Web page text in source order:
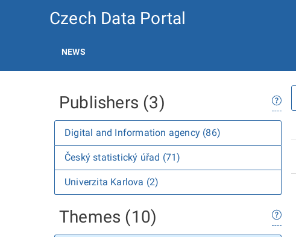
Czech Data Portal
NEWS
Publishers (3)
Digital and Information agency (86)
Český statistický úřad (71)
Univerzita Karlova (2)
Themes (10)